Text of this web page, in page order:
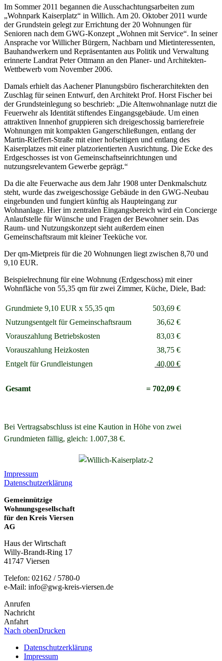
Im Sommer 2011 begannen die Ausschachtungsarbeiten zum
„Wohnpark Kaiserplatz“ in Willich. Am 20. Oktober 2011 wurde
der Grundstein gelegt zur Errichtung der 20 Wohnungen für
Senioren nach dem GWG-Konzept „Wohnen mit Service“. In seiner
Ansprache vor Willicher Bürgern, Nachbarn und Mietinteressenten,
Bauhandwerkern und Repräsentanten aus Politik und Verwaltung
erinnerte Landrat Peter Ottmann an den Planer- und Architekten-
Wettbewerb vom November 2006.
Damals erhielt das Aachener Planungsbüro fischerarchitekten den
Zuschlag für seinen Entwurf, den Architekt Prof. Horst Fischerbei
der Grundsteinlegung so beschrieb: „Die Altenwohnanlage nutzt die
Feuerwehr als Identität stiftendes Eingangsgebäude. Um einen
attraktiven Innenhof gruppieren sich dreigeschossig barrierefreie
Wohnungen mit kompakten Gangerschließungen, entlang der
Martin-Rieffert-Straße mit einer hofseitigen und entlang des
Kaiserplatzes mit einer platzorientierten Ausrichtung. Die Ecke des
Erdgeschosses ist von Gemeinschaftseinrichtungen und
nutzungsrelevantem Gewerbe geprägt.“
Da die alte Feuerwache aus dem Jahr 1908 unter Denkmalschutz
steht, wurde das zweigeschossige Gebäude in den GWG-Neubau
eingebunden und fungiert künftig als Haupteingang zur
Wohnanlage. Hier im zentralen Eingangsbereich wird ein Concierge
Anlaufstelle für Wünsche und Fragen der Bewohner sein. Das
Raum- und Nutzungskonzept sieht außerdem einen
Gemeinschaftsraum mit kleiner Teeküche vor.
Der qm-Mietpreis für die 20 Wohnungen liegt zwischen 8,70 und
9,10 EUR.
Beispielrechnung für eine Wohnung (Erdgeschoss) mit einer
Wohnfläche von 55,35 qm für zwei Zimmer, Küche, Diele, Bad:
Grundmiete 9,10 EUR x 55,35 qm
503,69 €
Nutzungsentgelt für Gemeinschaftsraum
36,62 €
Vorauszahlung Betriebskosten
83,03 €
Vorauszahlung Heizkosten
38,75 €
Entgelt für Grundleistungen
40,00 €
Gesamt = 702,09 €
Bei Vertragsabschluss ist eine Kaution in Höhe von zwei
Grundmieten fällig, gleich: 1.007,38 €.
Impressum
Datenschutzerklärung
Gemeinnützige
Wohnungsgesellschaft
für den Kreis Viersen
AG
Haus der Wirtschaft
Willy-Brandt-Ring 17
41747 Viersen
Telefon: 02162 / 5780-0
e-Mail: info@gwg-kreis-viersen.de
Anrufen
Nachricht
Anfahrt
Nach obenDrucken
Datenschutzerklärung
Impressum